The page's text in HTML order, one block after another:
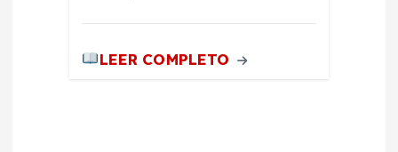
LEER COMPLETO